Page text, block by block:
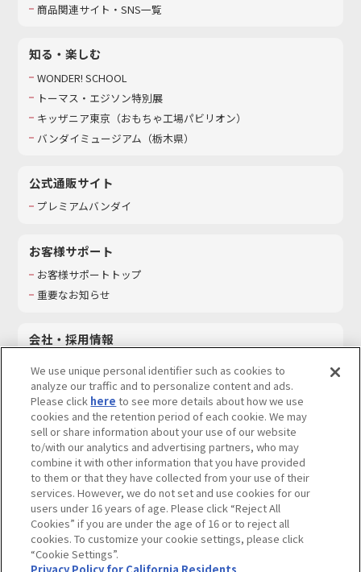
商品関連サイト・SNS一覧
知る・楽しむ
WONDER! SCHOOL
トーマス・エジソン特別展
キッザニア東京（おもちゃ工場パビリオン）​
バンダイミュージアム（栃木県）
公式通販サイト
プレミアムバンダイ
お客様サポート
お客様サポートトップ
重要なお知らせ
会社・採用情報
採用情報
サステナビリティ
お問い合わせ
ウェブサイトご利用条件 ソーシャルメディアポリシー
個人情報及び特定個人情報等の取り扱いに関する保護方針
Do Not Sell or Share My Personal Information著作権・商標について
カスタマーハラスメントに対する基本的な対応方針
We use unique personal identifier such as cookies to
analyze our traffic and to personalize content and ads.
Please click here to see more details about how we use
cookies and the retention period of each cookie. We may
sell or share information about your use of our website
to/with our analytics and advertising partners, who may
combine it with other information that you have provided
to them or that they have collected from your use of their
services. However, we do not set and use cookies for our
users under 16 years of age. Please click “Reject All
Cookies” if you are under the age of 16 or to reject all
cookies. To customize your cookie settings, please click
“Cookie Settings”.